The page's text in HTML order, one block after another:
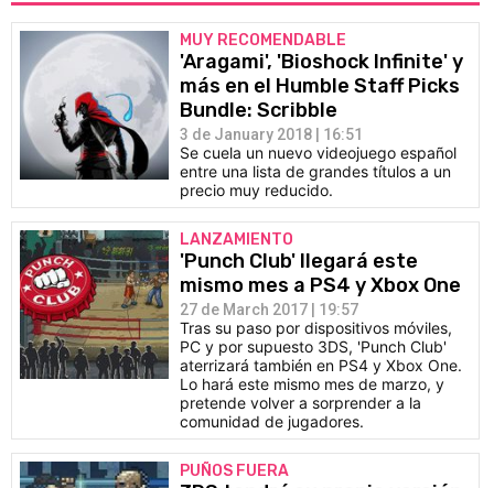
MUY RECOMENDABLE
'Aragami', 'Bioshock Infinite' y
más en el Humble Staff Picks
Bundle: Scribble
3 de January 2018 | 16:51
Se cuela un nuevo videojuego español
entre una lista de grandes títulos a un
precio muy reducido.
LANZAMIENTO
'Punch Club' llegará este
mismo mes a PS4 y Xbox One
27 de March 2017 | 19:57
Tras su paso por dispositivos móviles,
PC y por supuesto 3DS, 'Punch Club'
aterrizará también en PS4 y Xbox One.
Lo hará este mismo mes de marzo, y
pretende volver a sorprender a la
comunidad de jugadores.
PUÑOS FUERA